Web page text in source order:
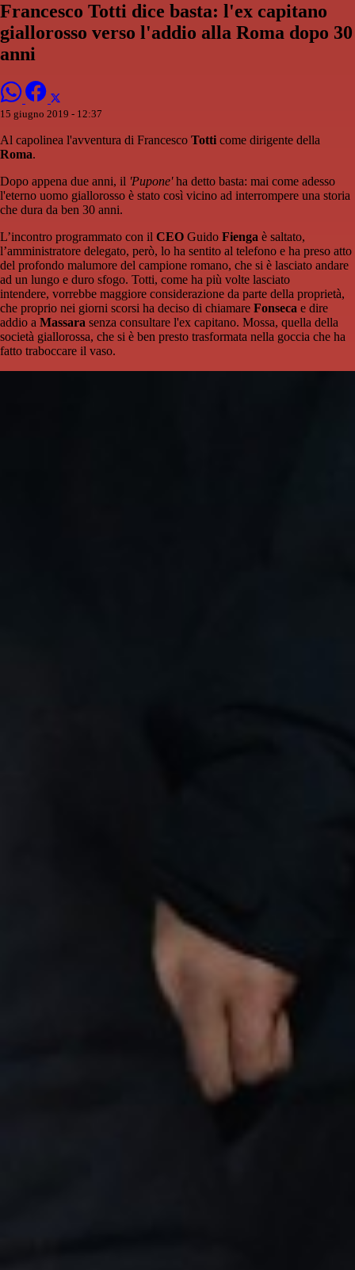
Francesco Totti dice basta: l'ex capitano
giallorosso verso l'addio alla Roma dopo 30
anni
15 giugno 2019 - 12:37
Al capolinea l'avventura di Francesco Totti come dirigente della
Roma.
Dopo appena due anni, il 'Pupone'ha detto basta: mai come adesso
l'eterno uomo giallorosso è stato così vicino ad interrompere una storia
che dura da ben 30 anni.
L’incontro programmato con il CEO Guido Fienga è saltato,
l’amministratore delegato, però, lo ha sentito al telefono e ha preso atto
del profondo malumore del campione romano, che si è lasciato andare
ad un lungo e duro sfogo. Totti, come ha più volte lasciato
intendere, vorrebbe maggiore considerazione da parte della proprietà,
che proprio nei giorni scorsi ha deciso di chiamare Fonseca e dire
addio a Massara senza consultare l'ex capitano. Mossa, quella della
società giallorossa, che si è ben presto trasformata nella goccia che ha
fatto traboccare il vaso.